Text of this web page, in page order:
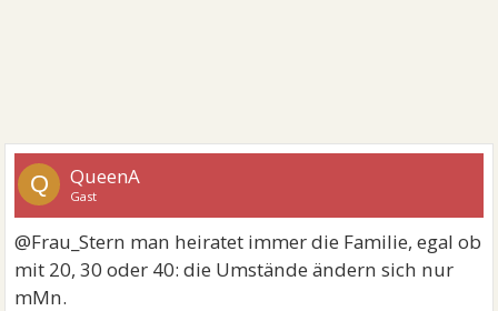
Q QueenA
Gast
@Frau_Stern man heiratet immer die Familie, egal ob
mit 20, 30 oder 40: die Umstände ändern sich nur
mMn.